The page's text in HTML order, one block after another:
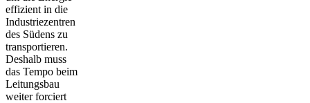
effizient in die
Industriezentren
des Südens zu
transportieren.
Deshalb muss
das Tempo beim
Leitungsbau
weiter forciert